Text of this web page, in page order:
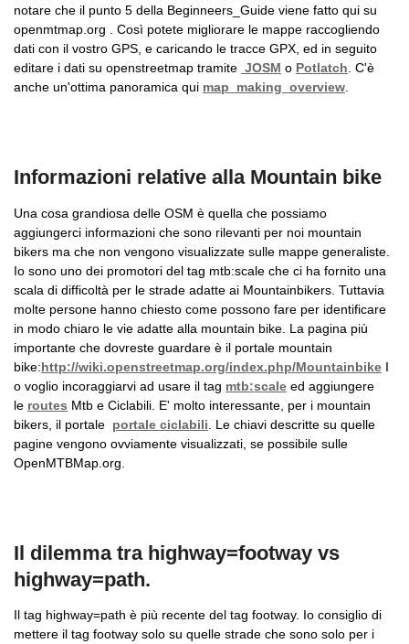
notare che il punto 5 della Beginneers_Guide viene fatto qui su
openmtmap.org . Così potete migliorare le mappe raccogliendo
dati con il vostro GPS, e caricando le tracce GPX, ed in seguito
editare i dati su openstreetmap tramite JOSM o Potlatch. C'è
anche un'ottima panoramica qui map_making_overview.
Informazioni relative alla Mountain bike
Una cosa grandiosa delle OSM è quella che possiamo
aggiungerci informazioni che sono rilevanti per noi mountain
bikers ma che non vengono visualizzate sulle mappe generaliste.
Io sono uno dei promotori del tag mtb:scale che ci ha fornito una
scala di difficoltà per le strade adatte ai Mountainbikers. Tuttavia
molte persone hanno chiesto come possono fare per identificare
in modo chiaro le vie adatte alla mountain bike. La pagina più
importante che dovreste guardare è il portale mountain
bike:http://wiki.openstreetmap.org/index.php/Mountainbike I
o voglio incoraggiarvi ad usare il tag mtb:scale ed aggiungere
le routes Mtb e Ciclabili. E' molto interessante, per i mountain
bikers, il portale portale ciclabili . Le chiavi descritte su quelle
pagine vengono ovviamente visualizzati, se possibile sulle
OpenMTBMap.org.
Il dilemma tra highway=footway vs
highway=path.
Il tag highway=path è più recente del tag footway. Io consiglio di
mettere il tag footway solo su quelle strade che sono solo per i